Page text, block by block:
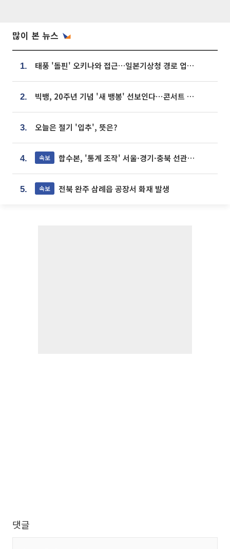
많이 본 뉴스
1. 태풍 '돌핀' 오키나와 접근…일본기상청 경로 업데이트
2. 빅뱅, 20주년 기념 '새 뱅봉' 선보인다⋯콘서트 앞두고 팝업 개최
3. 오늘은 절기 '입추', 뜻은?
4. 속보 합수본, '통계 조작' 서울·경기·충북 선관위 등 추가 압수수색
5. 속보 전북 완주 삼례읍 공장서 화재 발생
댓글